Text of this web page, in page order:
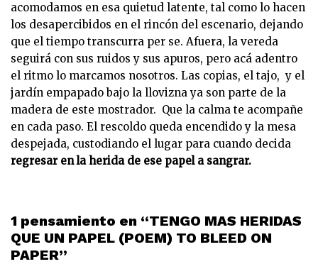
acomodamos en esa quietud latente, tal como lo hacen
los desapercibidos en el rincón del escenario, dejando
que el tiempo transcurra per se. Afuera, la vereda
seguirá con sus ruidos y sus apuros, pero acá adentro
el ritmo lo marcamos nosotros. Las copias, el tajo, y el
jardín empapado bajo la llovizna ya son parte de la
madera de este mostrador. Que la calma te acompañe
en cada paso. El rescoldo queda encendido y la mesa
despejada, custodiando el lugar para cuando decida
regresar en la herida de ese papel a sangrar.
1 pensamiento en “TENGO MAS HERIDAS
QUE UN PAPEL (POEM) TO BLEED ON
PAPER”